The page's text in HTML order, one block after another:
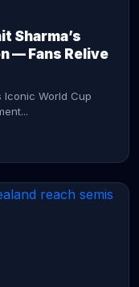
Sharma’s
— Fans Relive
Iconic World Cup